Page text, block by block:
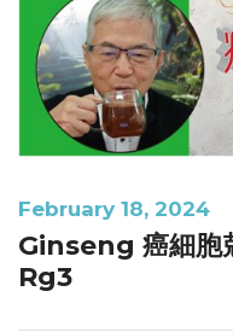
February 18, 2024
Ginseng 癌細胞
Rg3